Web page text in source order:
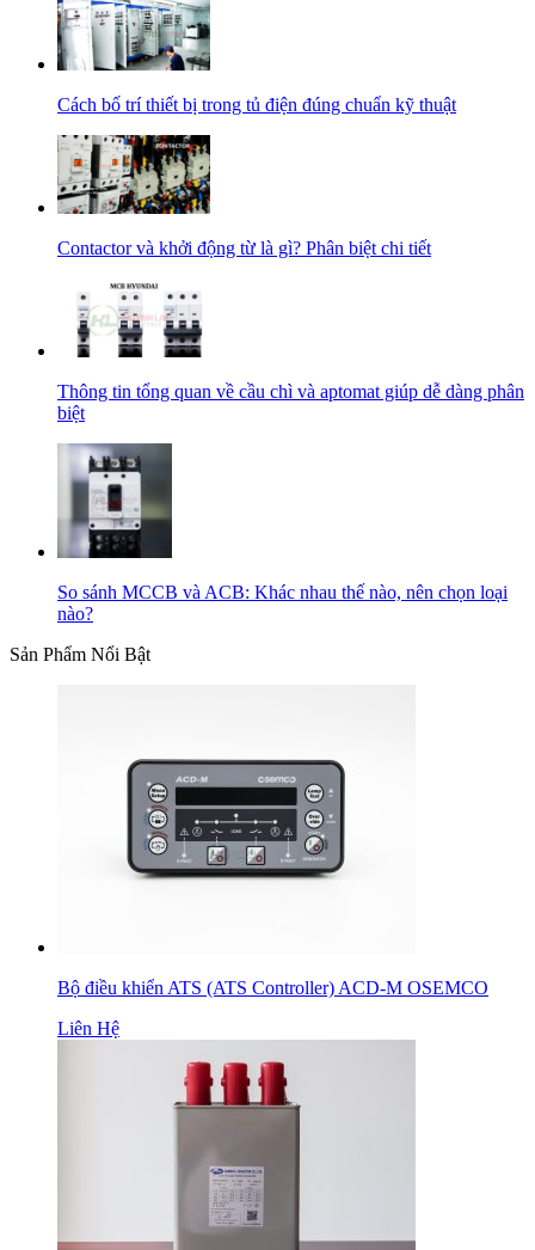
Cách bố trí thiết bị trong tủ điện đúng chuẩn kỹ thuật
Contactor và khởi động từ là gì? Phân biệt chi tiết
Thông tin tổng quan về cầu chì và aptomat giúp dễ dàng phân
biệt
So sánh MCCB và ACB: Khác nhau thế nào, nên chọn loại
nào?
Sản Phẩm Nổi Bật
Bộ điều khiển ATS (ATS Controller) ACD-M OSEMCO
Liên Hệ